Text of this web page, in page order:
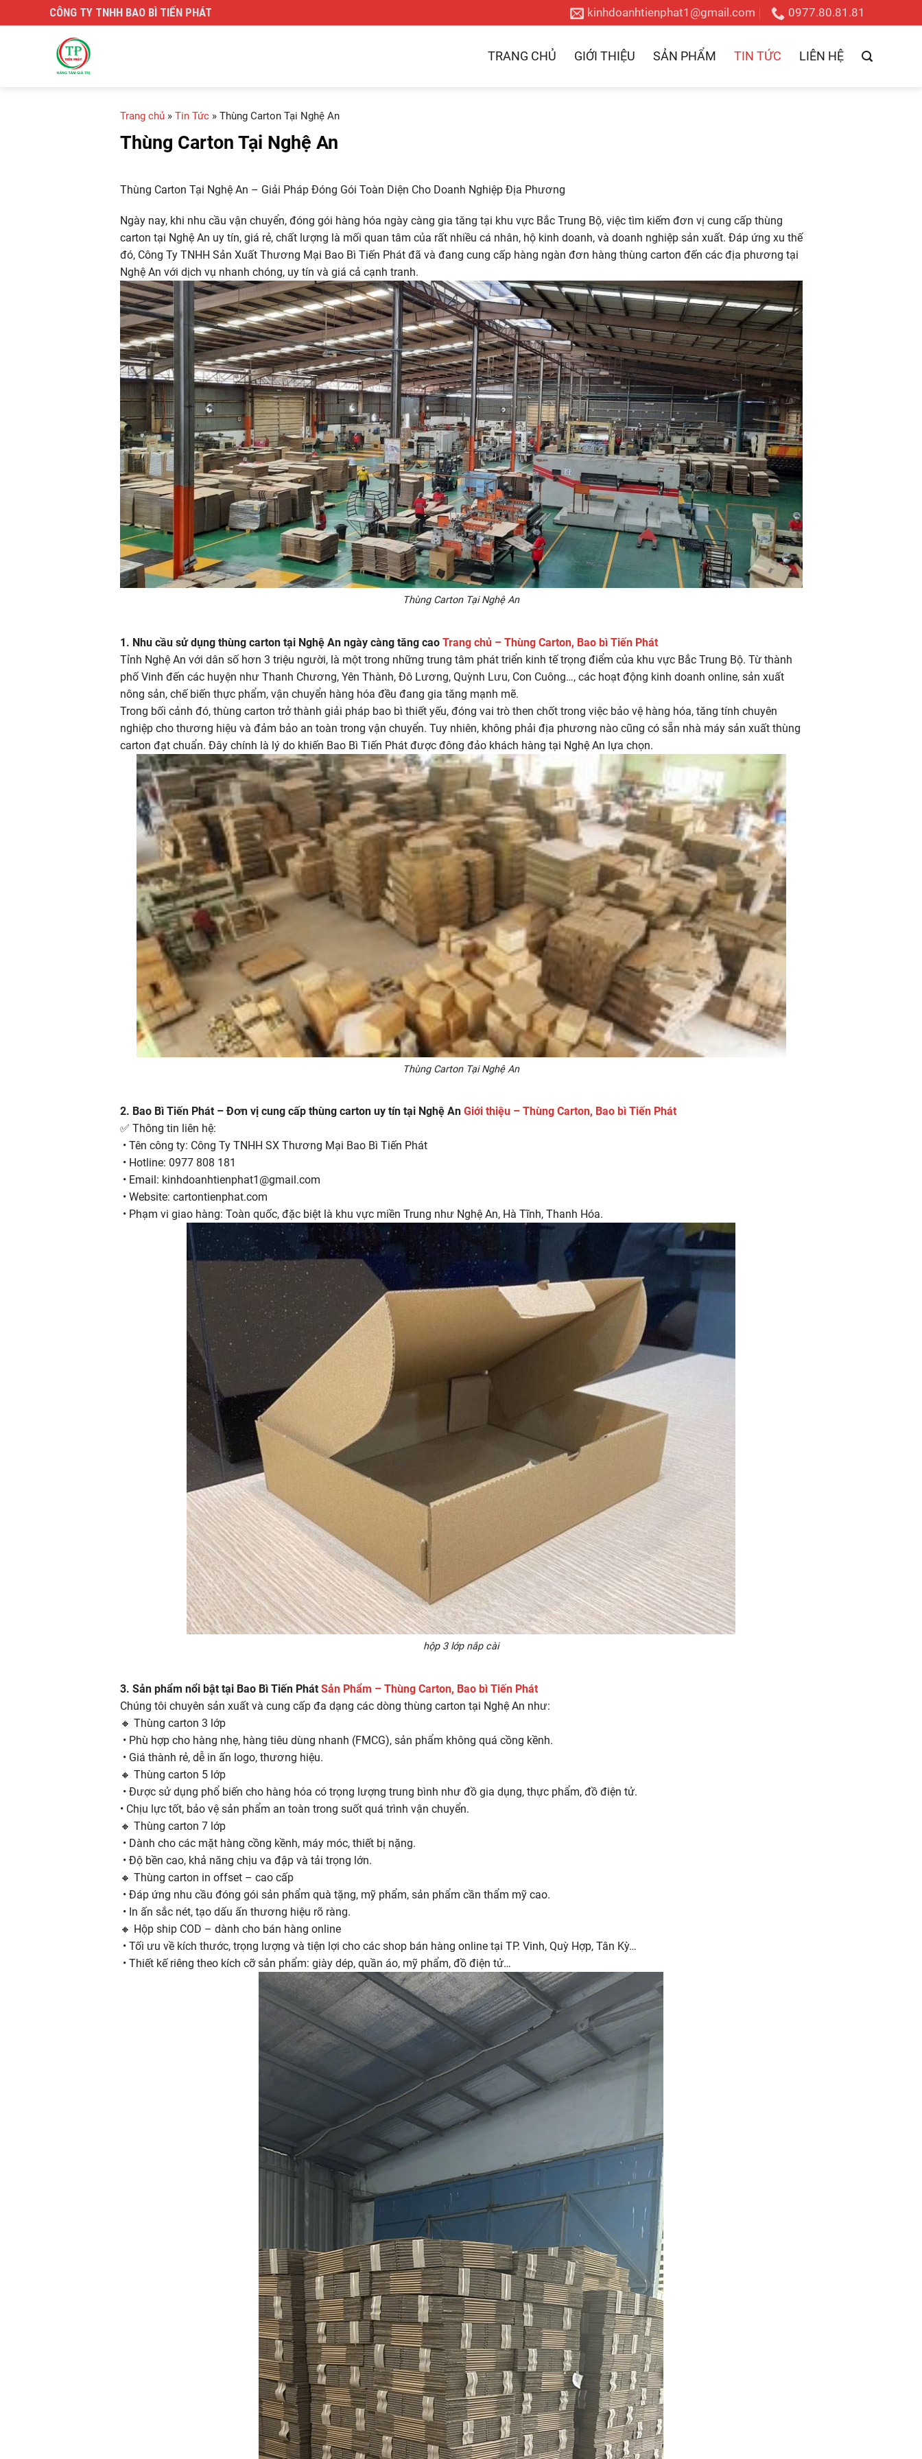
to
CÔNG TY TNHH BAO BÌ TIẾN PHÁT kinhdoanhtienphat1@gmail.com 0977.80.81.81
TRANG CHỦ GIỚI THIỆU SẢN PHẨM TIN TỨC LIÊN HỆ
Trang chủ» Tin Tức» Thùng Carton Tại Nghệ An
Thùng Carton Tại Nghệ An
Thùng Carton Tại Nghệ An – Giải Pháp Đóng Gói Toàn Diện Cho Doanh Nghiệp Địa Phương
Ngày nay, khi nhu cầu vận chuyển, đóng gói hàng hóa ngày càng gia tăng tại khu vực Bắc Trung Bộ, việc tìm kiếm đơn vị cung cấp thùng
carton tại Nghệ An uy tín, giá rẻ, chất lượng là mối quan tâm của rất nhiều cá nhân, hộ kinh doanh, và doanh nghiệp sản xuất. Đáp ứng xu thế
đó, Công Ty TNHH Sản Xuất Thương Mại Bao Bì Tiến Phát đã và đang cung cấp hàng ngàn đơn hàng thùng carton đến các địa phương tại
Nghệ An với dịch vụ nhanh chóng, uy tín và giá cả cạnh tranh.
Thùng Carton Tại Nghệ An
1. Nhu cầu sử dụng thùng carton tại Nghệ An ngày càng tăng cao Trang chủ – Thùng Carton, Bao bì Tiến Phát
Tỉnh Nghệ An với dân số hơn 3 triệu người, là một trong những trung tâm phát triển kinh tế trọng điểm của khu vực Bắc Trung Bộ. Từ thành
phố Vinh đến các huyện như Thanh Chương, Yên Thành, Đô Lương, Quỳnh Lưu, Con Cuông…, các hoạt động kinh doanh online, sản xuất
nông sản, chế biến thực phẩm, vận chuyển hàng hóa đều đang gia tăng mạnh mẽ.
Trong bối cảnh đó, thùng carton trở thành giải pháp bao bì thiết yếu, đóng vai trò then chốt trong việc bảo vệ hàng hóa, tăng tính chuyên
nghiệp cho thương hiệu và đảm bảo an toàn trong vận chuyển. Tuy nhiên, không phải địa phương nào cũng có sẵn nhà máy sản xuất thùng
carton đạt chuẩn. Đây chính là lý do khiến Bao Bì Tiến Phát được đông đảo khách hàng tại Nghệ An lựa chọn.
Thùng Carton Tại Nghệ An
2. Bao Bì Tiến Phát – Đơn vị cung cấp thùng carton uy tín tại Nghệ An Giới thiệu – Thùng Carton, Bao bì Tiến Phát
✅ Thông tin liên hệ:
• Tên công ty: Công Ty TNHH SX Thương Mại Bao Bì Tiến Phát
• Hotline: 0977 808 181
• Email: kinhdoanhtienphat1@gmail.com
• Website: cartontienphat.com
• Phạm vi giao hàng: Toàn quốc, đặc biệt là khu vực miền Trung như Nghệ An, Hà Tĩnh, Thanh Hóa.
hộp 3 lớp nắp cài
3. Sản phẩm nổi bật tại Bao Bì Tiến Phát Sản Phẩm – Thùng Carton, Bao bì Tiến Phát
Chúng tôi chuyên sản xuất và cung cấp đa dạng các dòng thùng carton tại Nghệ An như:
🔸 Thùng carton 3 lớp
• Phù hợp cho hàng nhẹ, hàng tiêu dùng nhanh (FMCG), sản phẩm không quá cồng kềnh.
• Giá thành rẻ, dễ in ấn logo, thương hiệu.
🔸 Thùng carton 5 lớp
• Được sử dụng phổ biến cho hàng hóa có trọng lượng trung bình như đồ gia dụng, thực phẩm, đồ điện tử.
• Chịu lực tốt, bảo vệ sản phẩm an toàn trong suốt quá trình vận chuyển.
🔸 Thùng carton 7 lớp
• Dành cho các mặt hàng cồng kềnh, máy móc, thiết bị nặng.
• Độ bền cao, khả năng chịu va đập và tải trọng lớn.
🔸 Thùng carton in offset – cao cấp
• Đáp ứng nhu cầu đóng gói sản phẩm quà tặng, mỹ phẩm, sản phẩm cần thẩm mỹ cao.
• In ấn sắc nét, tạo dấu ấn thương hiệu rõ ràng.
🔸 Hộp ship COD – dành cho bán hàng online
• Tối ưu về kích thước, trọng lượng và tiện lợi cho các shop bán hàng online tại TP. Vinh, Quỳ Hợp, Tân Kỳ…
• Thiết kế riêng theo kích cỡ sản phẩm: giày dép, quần áo, mỹ phẩm, đồ điện tử…